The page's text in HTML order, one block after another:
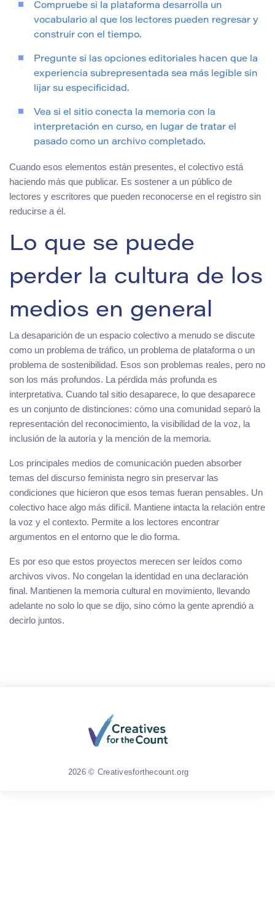
Compruebe si la plataforma desarrolla un
vocabulario al que los lectores pueden regresar y
construir con el tiempo.
Pregunte si las opciones editoriales hacen que la
experiencia subrepresentada sea más legible sin
lijar su especificidad.
Vea si el sitio conecta la memoria con la
interpretación en curso, en lugar de tratar el
pasado como un archivo completado.
Cuando esos elementos están presentes, el colectivo está
haciendo más que publicar. Es sostener a un público de
lectores y escritores que pueden reconocerse en el registro sin
reducirse a él.
Lo que se puede
perder la cultura de los
medios en general
La desaparición de un espacio colectivo a menudo se discute
como un problema de tráfico, un problema de plataforma o un
problema de sostenibilidad. Esos son problemas reales, pero no
son los más profundos. La pérdida más profunda es
interpretativa. Cuando tal sitio desaparece, lo que desaparece
es un conjunto de distinciones: cómo una comunidad separó la
representación del reconocimiento, la visibilidad de la voz, la
inclusión de la autoría y la mención de la memoria.
Los principales medios de comunicación pueden absorber
temas del discurso feminista negro sin preservar las
condiciones que hicieron que esos temas fueran pensables. Un
colectivo hace algo más difícil. Mantiene intacta la relación entre
la voz y el contexto. Permite a los lectores encontrar
argumentos en el entorno que le dio forma.
Es por eso que estos proyectos merecen ser leídos como
archivos vivos. No congelan la identidad en una declaración
final. Mantienen la memoria cultural en movimiento, llevando
adelante no solo lo que se dijo, sino cómo la gente aprendió a
decirlo juntos.
2026 © Creativesforthecount.org